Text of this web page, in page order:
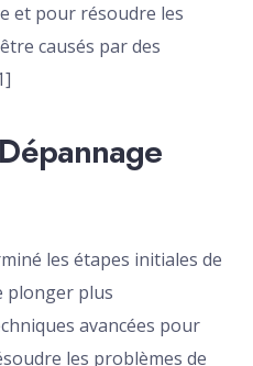
et pour résoudre les
causés par des
les étapes initiales de
plonger plus
avancées pour
les problèmes de